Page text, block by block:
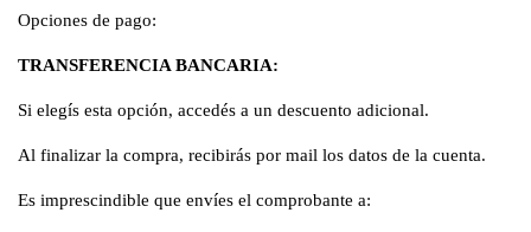
Opciones de pago:
TRANSFERENCIA BANCARIA:
Si elegís esta opción, accedés a un descuento adicional.
Al finalizar la compra, recibirás por mail los datos de la cuenta.
Es imprescindible que envíes el comprobante a: